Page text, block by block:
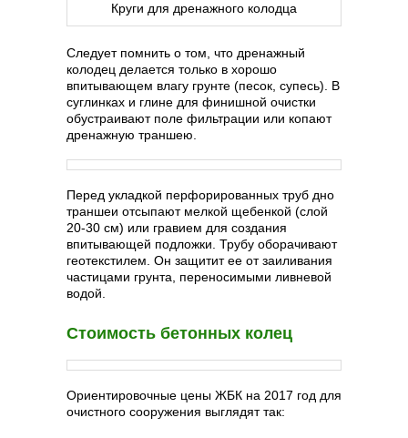
Круги для дренажного колодца
Следует помнить о том, что дренажный
колодец делается только в хорошо
впитывающем влагу грунте (песок, супесь). В
суглинках и глине для финишной очистки
обустраивают поле фильтрации или копают
дренажную траншею.
Перед укладкой перфорированных труб дно
траншеи отсыпают мелкой щебенкой (слой
20-30 см) или гравием для создания
впитывающей подложки. Трубу оборачивают
геотекстилем. Он защитит ее от заиливания
частицами грунта, переносимыми ливневой
водой.
Стоимость бетонных колец
Ориентировочные цены ЖБК на 2017 год для
очистного сооружения выглядят так: